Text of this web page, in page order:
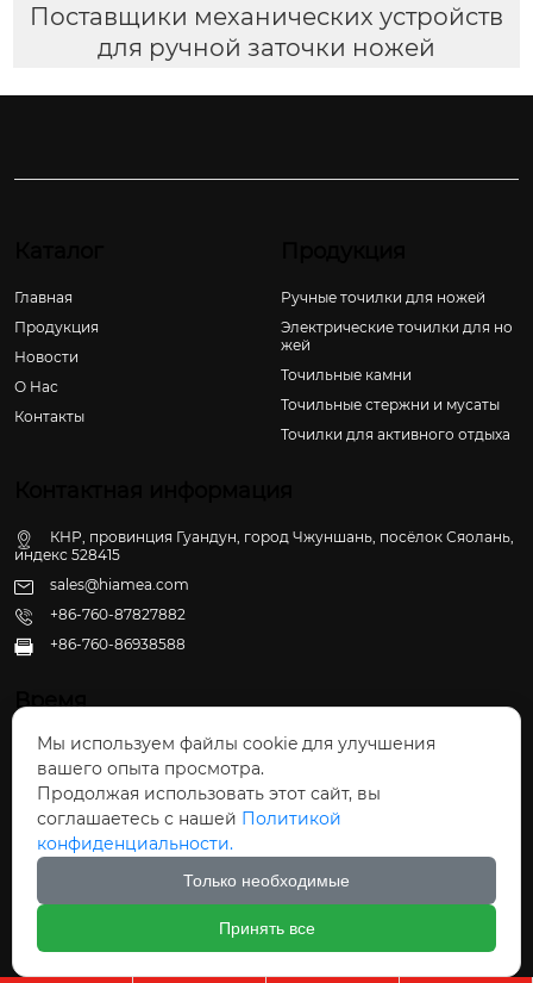
Поставщики механических устройств
для ручной заточки ножей
Главная
Продукция
Новости
О Hас
Контакты
Ручные точилки для ножей
Электрические точилки для но
жей
Точильные камни
Точильные стержни и мусаты
Точилки для активного отдыха
КНР, провинция Гуандун, город Чжуншань, посёлок Сяолань,
индекс 528415
sales@hiamea.com
+86-760-87827882
 +86-760-86938588
Время
Пн - Пт: 09:30 - 22:00
Сб - Вс: 10:00 - 22:30
Авторское право©ООО Чжуншань Хайвэй
Кухонные Принадлежности
Мы используем файлы cookie для улучшения
вашего опыта просмотра.
Продолжая использовать этот сайт, вы
соглашаетесь с нашей Политикой
конфиденциальности.
Только необходимые
Принять все